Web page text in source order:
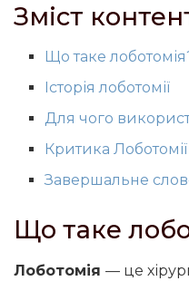
Зміст
Що таке
Історія лоботомії
Для чого
Критика Лоботомії
Завершальне
Що таке
Лоботомія — це